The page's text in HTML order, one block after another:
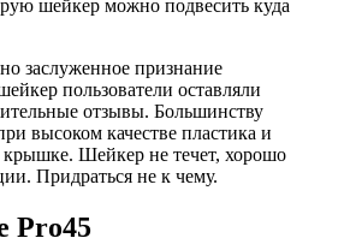
шейкер можно подвесить куда
заслуженное признание
пользователи оставляли
отзывы. Большинству
высоком качестве пластика и
крышке. Шейкер не течет, хорошо
Придраться не к чему.
Pro45